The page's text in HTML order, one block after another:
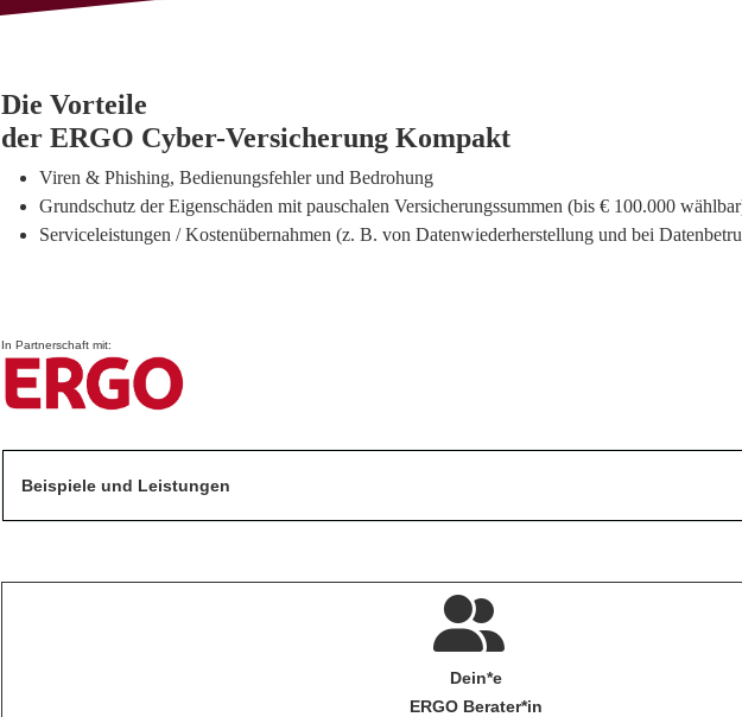
Die Vorteile
der ERGO Cyber-Versicherung Kompakt
Viren & Phishing, Bedienungsfehler und Bedrohung
Grundschutz der Eigenschäden mit pauschalen Versicherungssummen (bis € 100.000
Serviceleistungen / Kostenübernahmen (z. B. von Datenwiederherstellung und bei
In Partnerschaft mit:
Beispiele und Leistungen
Dein*e
ERGO Berater*in